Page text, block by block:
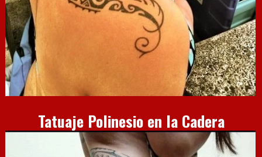
Tatuaje Polinesio en la Cadera